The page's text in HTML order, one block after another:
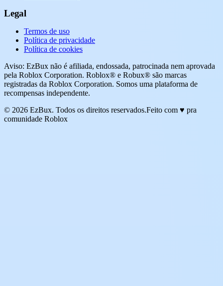
Legal
Termos de uso
Política de privacidade
Política de cookies
Aviso: EzBux não é afiliada, endossada, patrocinada nem aprovada
pela Roblox Corporation. Roblox® e Robux® são marcas
registradas da Roblox Corporation. Somos uma plataforma de
recompensas independente.
© 2026 EzBux. Todos os direitos reservados.Feito com ♥ pra
comunidade Roblox